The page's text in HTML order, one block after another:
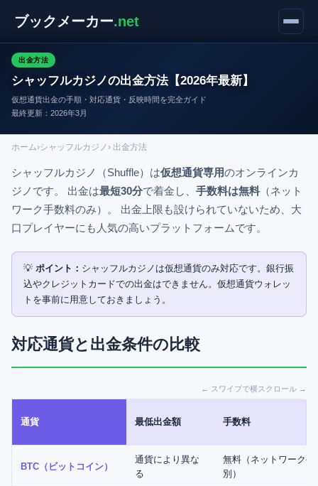
ブックメーカー.net
出金方法
シャッフルカジノの出金方法【2026年最新】
仮想通貨出金の手順・対応通貨・反映時間を完全ガイド
最終更新：2026年3月
ホーム›シャッフルカジノ › 出金方法
シャッフルカジノ（Shuffle）は仮想通貨専用のオンラインカ
ジノです。 出金は最短30分で着金し、 手数料は無料 （ネット
ワーク手数料のみ）。 出金上限も設けられていないため、大
口プレイヤーにも人気の高いプラットフォームです。
💡 ポイント： シャッフルカジノは仮想通貨のみ対応です。銀行振
込やクレジットカードでの出金はできません。仮想通貨ウォレッ
トを事前に用意しておきましょう。
対応通貨と出金条件の比較
← スワイプで横スクロール →
通貨 最低出金額 手数料
BTC（ビットコイン）
通貨により異な
る
無料（ネットワーク手
別）